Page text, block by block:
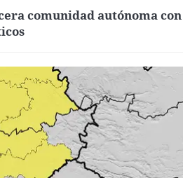
comunidad autónoma con